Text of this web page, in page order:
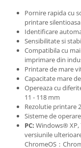
Pornire rapida cu
printare silentioasa
Identificare
Sensibilitate si
Compatibila cu
imprimare din
Printare de mare
Capacitate mare
Opereaza cu
11 - 118 mm
Rezolutie printare
Sisteme de
PC: Windows® XP,
versiunile
ChromeOS：